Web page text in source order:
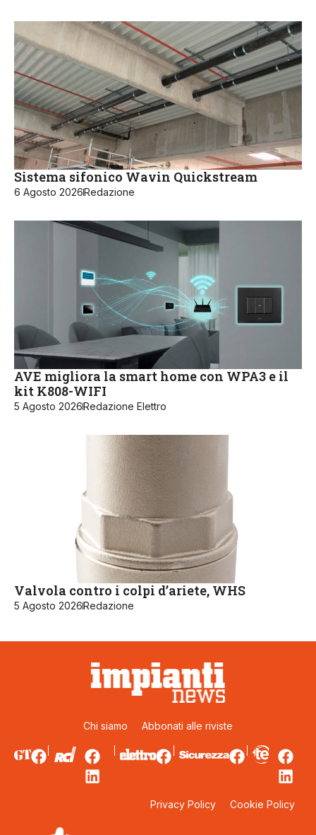
Sistema sifonico Wavin Quickstream
6 Agosto 2026Redazione
AVE migliora la smart home con WPA3 e il
kit K808-WIFI
5 Agosto 2026Redazione Elettro
Valvola contro i colpi d’ariete, WHS
5 Agosto 2026Redazione
Chi siamo Abbonati alle riviste
Privacy Policy Cookie Policy